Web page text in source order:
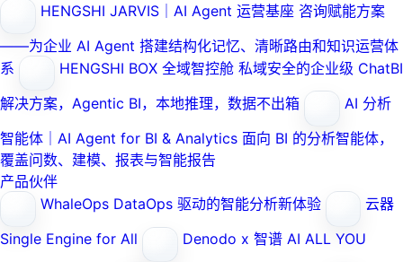
HENGSHI JARVIS｜AI Agent 运营基座 咨询赋能方案
——为企业 AI Agent 搭建结构化记忆、清晰路由和知识运营体
系
HENGSHI BOX 全域智控舱 私域安全的企业级 ChatBI
解决方案，Agentic BI，本地推理，数据不出箱
AI 分析
智能体｜AI Agent for BI & Analytics 面向 BI 的分析智能体，
覆盖问数、建模、报表与智能报告
产品伙伴
WhaleOps DataOps 驱动的智能分析新体验
云器
Single Engine for All
Denodo x 智谱 AI ALL YOU